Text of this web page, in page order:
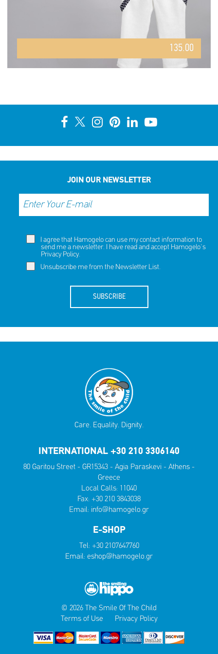
135.00
JOIN OUR NEWSLETTER
I agree that Hamogelo can use my contact information to
send me a newsletter. I have read and accept Hamogelo's
Privacy Policy.
Unsubscribe me from the Newsletter List.
SUBSCRIBE
Care. Equality. Dignity.
INTERNATIONAL +30 210 3306140
80 Garitou Street - GR15343 - Agia Paraskevi - Athens -
Greece
Local Calls: 11040
Fax: +30 210 3843038
Email: info@hamogelo.gr
E-SHOP
Tel: +30 2107647760
Email: eshop@hamogelo.gr
© 2026 The Smile Of The Child
Terms of Use
Privacy Policy